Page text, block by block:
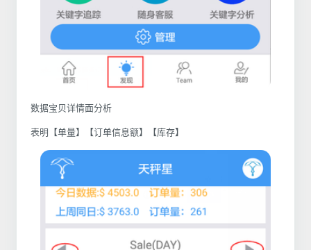
数据宝贝详情面分析
表明【单量】【订单信息额】【库存】